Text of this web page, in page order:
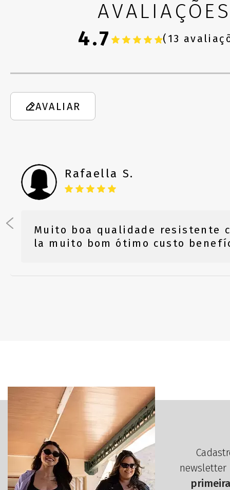
4.7
(13
AVALIAR
Rafaella S.
Muito boa qualidade resistente
la muito bom ótimo custo